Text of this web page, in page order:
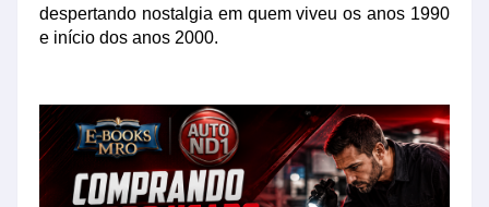
despertando nostalgia em quem viveu os anos 1990
e início dos anos 2000.